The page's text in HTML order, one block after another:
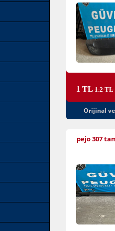
1 TL 1.2 TL
Orijinal ve
pejo 307